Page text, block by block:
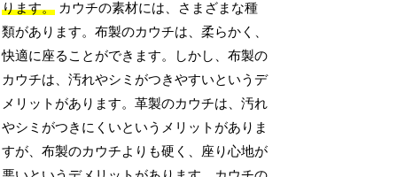
ります。 カウチの素材には、さまざまな種
類があります。布製のカウチは、柔らかく、
快適に座ることができます。しかし、布製の
カウチは、汚れやシミがつきやすいというデ
メリットがあります。革製のカウチは、汚れ
やシミがつきにくいというメリットがありま
すが、布製のカウチよりも硬く、座り心地が